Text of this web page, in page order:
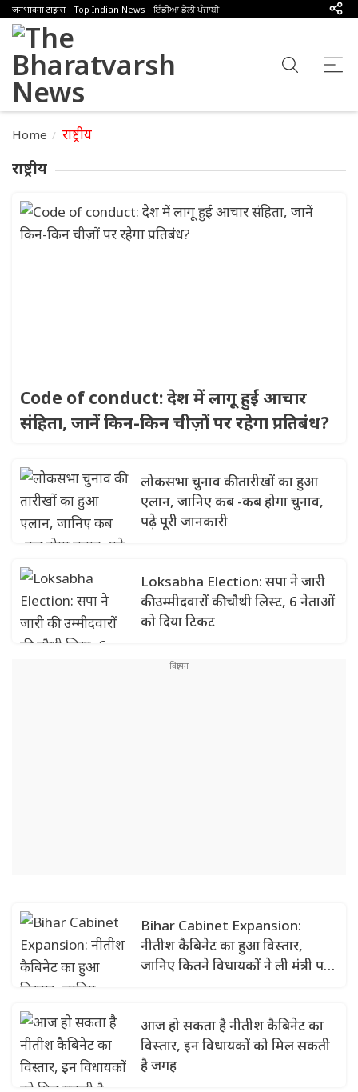
जनभावना टाइम्स Top Indian News ਇੰਡੀਆ ਡੇਲੀ ਪੰਜਾਬੀ
Home राष्ट्रीय
राष्ट्रीय
Code of conduct: देश में लागू हुई आचार
संहिता, जानें किन-किन चीज़ों पर रहेगा प्रतिबंध?
लोकसभा चुनाव की तारीखों का हुआ
एलान, जानिए कब -कब होगा चुनाव,
पढ़े पूरी जानकारी
Loksabha Election: सपा ने जारी
की उम्मीदवारों की चौथी लिस्ट, 6 नेताओं
को दिया टिकट
Bihar Cabinet Expansion:
नीतीश कैबिनेट का हुआ विस्तार,
जानिए कितने विधायकों ने ली मंत्री पद
आज हो सकता है नीतीश कैबिनेट का
विस्तार, इन विधायकों को मिल सकती
है जगह